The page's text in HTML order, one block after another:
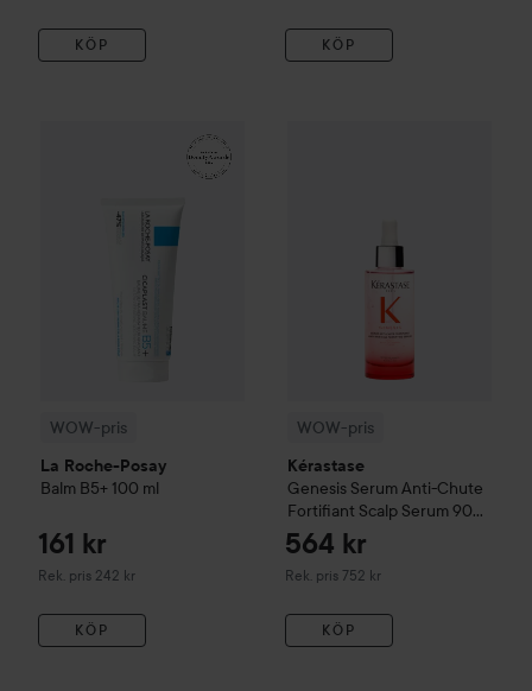
KÖP KÖP
WOW-pris
La Roche-Posay
Balm B5+ 100 ml
161 kr
Rek. pris 242 kr
Rekommenderat pris 242 kr
KÖP
La Roche-Posay
WOW-pris
Kérastase
Genesis Serum Anti-Chute
Fortifiant Scalp Serum90
ml
564 kr
Rek. pris 752 kr
Rekommenderat pris 752 kr
KÖP